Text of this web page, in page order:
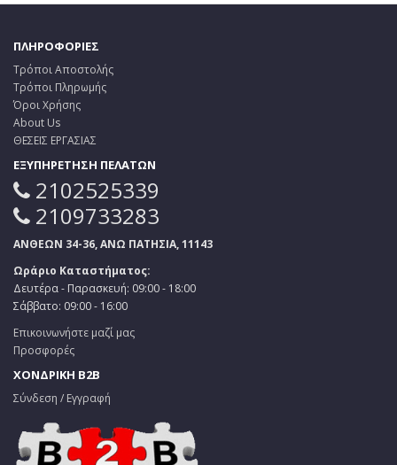
ΠΛΗΡΟΦΟΡΙΕΣ
Τρόποι Αποστολής
Τρόποι Πληρωμής
Όροι Χρήσης
About Us
ΘΕΣΕΙΣ ΕΡΓΑΣΙΑΣ
ΕΞΥΠΗΡΕΤΗΣΗ ΠΕΛΑΤΩΝ
2102525339
2109733283
ΑΝΘΕΩΝ 34-36, ΑΝΩ ΠΑΤΗΣΙΑ, 11143
Ωράριο Καταστήματος:
Δευτέρα - Παρασκευή: 09:00 - 18:00
Σάββατο: 09:00 - 16:00
Επικοινωνήστε μαζί μας
Προσφορές
ΧΟΝΔΡΙΚΗ B2B
Σύνδεση / Εγγραφή